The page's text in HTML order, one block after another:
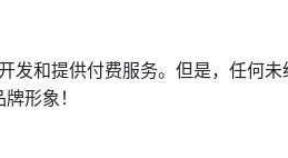
发和提供付费服务。但是，任何
形象！